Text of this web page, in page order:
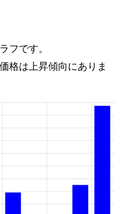
フです。
格は上昇傾向にありま